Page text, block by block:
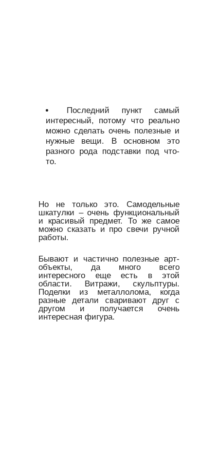
Последний пункт самый
интересный, потому что реально
можно сделать очень полезные и
нужные вещи. В основном это
разного рода подставки под что-
то.
Но не только это. Самодельные
шкатулки – очень функциональный
и красивый предмет. То же самое
можно сказать и про свечи ручной
работы.
Бывают и частично полезные арт-
объекты, да много всего
интересного еще есть в этой
области. Витражи, скульптуры.
Поделки из металлолома, когда
разные детали сваривают друг с
другом и получается очень
интересная фигура.